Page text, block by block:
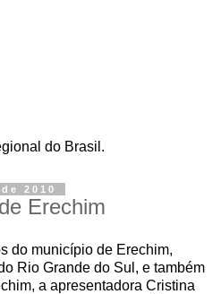
do Brasil.
2010
Erechim
do município de Erechim,
Rio Grande do Sul, e também
a apresentadora Cristina